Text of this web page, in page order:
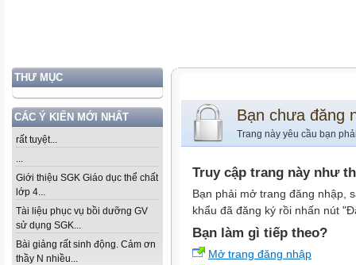
THƯ MỤC
CÁC Ý KIẾN MỚI NHẤT
rất tuyệt...
...
Giới thiệu SGK Giáo dục thể chất
lớp 4...
Tài liệu phục vụ bồi dưỡng GV
sử dụng SGK...
Bài giảng rất sinh động. Cảm ơn
thầy N nhiều...
Bạn chưa đăng
Trang này yêu cầu bạn
Truy cập trang này như
Bạn phải mở trang đăng nhập,
khẩu đã đăng ký rồi nhấn nút
Bạn làm gì tiếp theo?
Mở trang đăng nhập